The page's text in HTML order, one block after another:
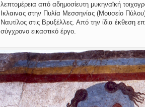
λεπτομέρεια από αδημοσίευτη μυκηναϊκή
Ικλαινας στην Πυλία Μεσσηνίας (Μουσείο
Ναυτίλος στις Βρυξέλλες. Από την ίδια έκθεση
σύγχρονο εικαστικό έργο.